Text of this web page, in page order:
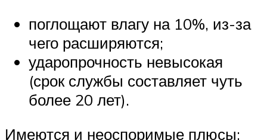
поглощают влагу на 10%, из-за
чего расширяются;
ударопрочность невысокая
(срок службы составляет чуть
более 20 лет).
Имеются и неоспоримые плюсы: